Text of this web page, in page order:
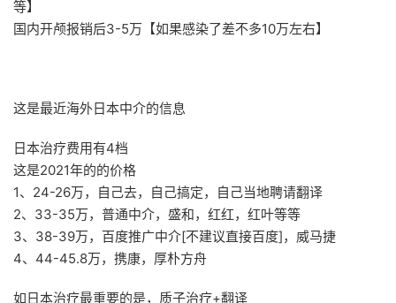
等】
国内开颅报销后3-5万【如果感染了差不多10万左右】
这是最近海外日本中介的信息
日本治疗费用有4档
这是2021年的的价格
1、24-26万，自己去，自己搞定，自己当地聘请翻译
2、33-35万，普通中介，盛和，红红，红叶等等
3、38-39万，百度推广中介[不建议直接百度]，威马捷
4、44-45.8万，携康，厚朴方舟
如日本治疗最重要的是，质子治疗+翻译